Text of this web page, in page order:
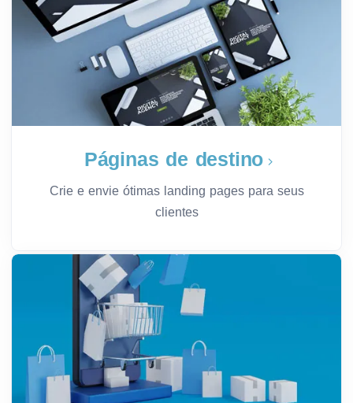
Páginas de destino
Crie e envie ótimas landing pages para seus
clientes